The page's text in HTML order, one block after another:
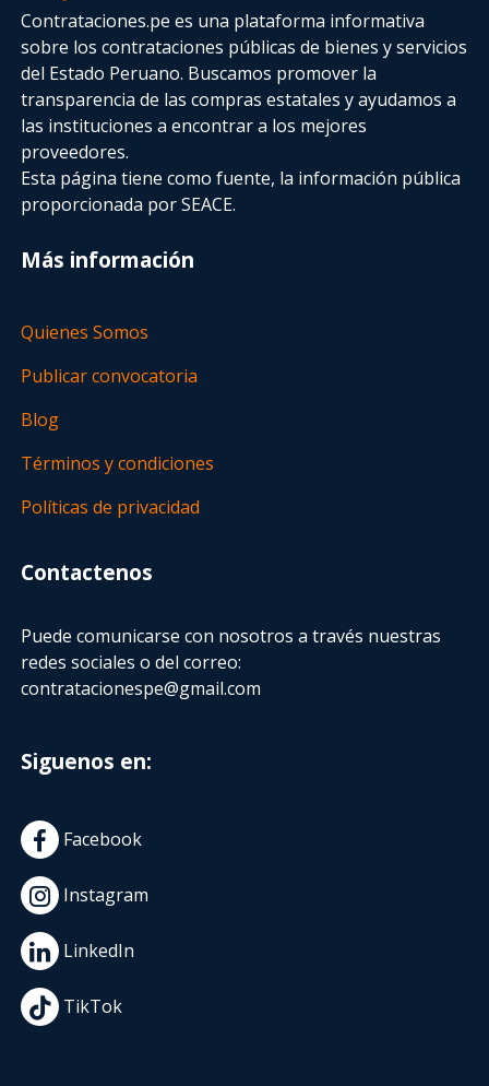
Contrataciones.pe es una plataforma informativa
sobre los contrataciones públicas de bienes y servicios
del Estado Peruano. Buscamos promover la
transparencia de las compras estatalesy ayudamos a
las instituciones a encontrar a los mejores
proveedores.
Esta página tiene como fuente, la información pública
proporcionada por SEACE.
Más información
Quienes Somos
Publicar convocatoria
Blog
Términos y condiciones
Políticas de privacidad
Contactenos
Puede comunicarse con nosotros a través nuestras
redes sociales o del correo:
contratacionespe@gmail.com
Siguenos en:
Facebook
Instagram
LinkedIn
TikTok